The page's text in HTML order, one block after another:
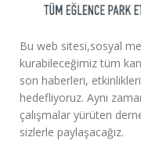
Bu web sitesi,sosyal
kurabileceğimiz tüm
son haberleri,
hedefliyoruz. Aynı
çalışmalar yürüten
sizlerle paylaşacağız.